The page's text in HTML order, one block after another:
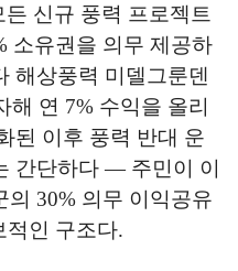
신규 풍력 프로젝트
소유권을 의무 제공하
해상풍력 미델그룬덴
해 연 7% 수익을 올리
된 이후 풍력 반대 운
간단하다 — 주민이 이
의 30% 의무 이익공유
적인 구조다.